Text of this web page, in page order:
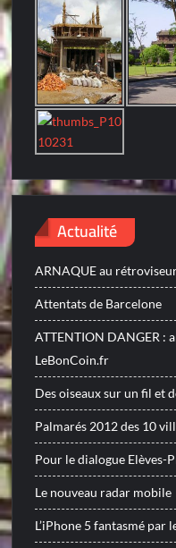
Actualité
ARNAQUE au
Attentats de Barcelone
ATTENTION DANGER :
LeBonCoin.fr
Des oiseaux sur un fil et
Palmarés 2012 des 10
Pour le dialogue Elèves-
Le nouveau radar mobile
L’iPhone 5 fantasmé par